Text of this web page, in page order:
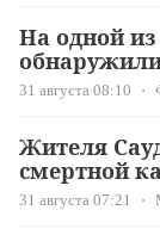
На одной
31 августа 08:10
Жителя
смертной
31 августа 07:21